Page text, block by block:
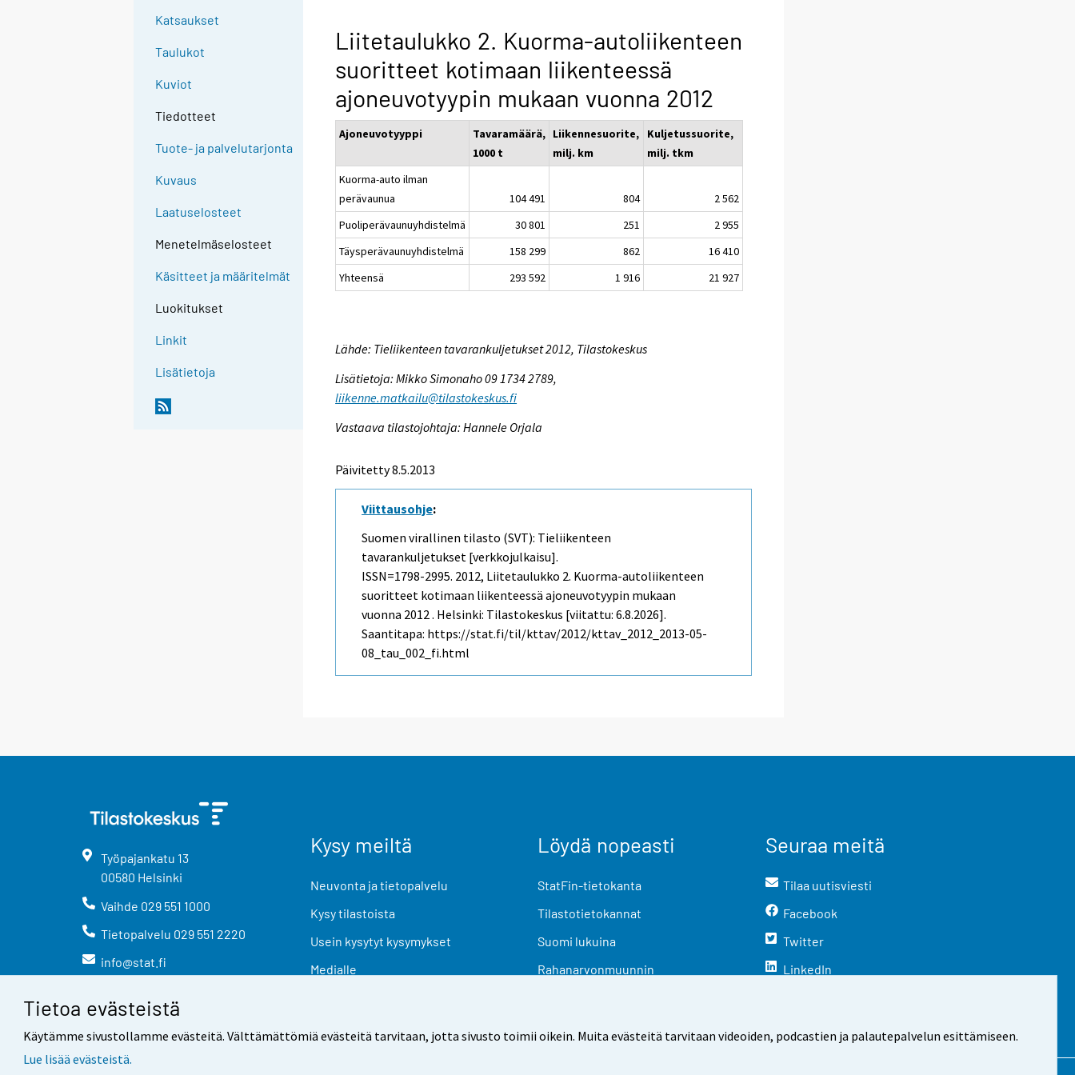
Tietoa evästeistä
Käytämme sivustollamme evästeitä. Välttämättömiä evästeitä tarvitaan, jotta sivusto toimii oikein. Muita evästeitä tarvitaan videoiden, podcastien ja palautepalvelun esittämiseen.
Lue lisää evästeistä.
Katsaukset
Taulukot
Kuviot
Tiedotteet
Tuote- ja palvelutarjonta
Kuvaus
Laatuselosteet
Menetelmäselosteet
Käsitteet ja määritelmät
Luokitukset
Linkit
Lisätietoja
Liitetaulukko 2. Kuorma-autoliikenteen
suoritteet kotimaan liikenteessä
ajoneuvotyypin mukaan vuonna 2012
Ajoneuvotyyppi
Tavaramäärä,
1000 t
Liikennesuorite,
milj. km
Kuljetussuorite,
milj. tkm
Kuorma-auto ilman
perävaunua
104 491 804
2 562
Puoliperävaunuyhdistelmä
30 801 251
2 955
Täysperävaunuyhdistelmä
158 299 862
16 410
Yhteensä
293 592 1 916 21 927
Lähde: Tieliikenteen tavarankuljetukset 2012, Tilastokeskus
Lisätietoja: Mikko Simonaho 09 1734 2789,
liikenne.matkailu@tilastokeskus.fi
Vastaava tilastojohtaja: Hannele Orjala
Päivitetty 8.5.2013
Viittausohje:
Suomen virallinen tilasto (SVT): Tieliikenteen
tavarankuljetukset [verkkojulkaisu].
ISSN=1798-2995. 2012, Liitetaulukko 2. Kuorma-autoliikenteen
suoritteet kotimaan liikenteessä ajoneuvotyypin mukaan
vuonna 2012 . Helsinki: Tilastokeskus [viitattu: 6.8.2026].
Saantitapa: https://stat.fi/til/kttav/2012/kttav_2012_2013-05-
08_tau_002_fi.html
Työpajankatu 13
00580 Helsinki
Vaihde 029 551 1000
Tietopalvelu 029 551 2220
info@stat.fi
Kysy meiltä
Neuvonta ja tietopalvelu
Kysy tilastoista
Usein kysytyt kysymykset
Medialle
Löydä nopeasti
StatFin-tietokanta
Tilastotietokannat
Suomi lukuina
Rahanarvonmuunnin
Seuraa meitä
Tilaa uutisviesti
Facebook
Twitter
LinkedIn